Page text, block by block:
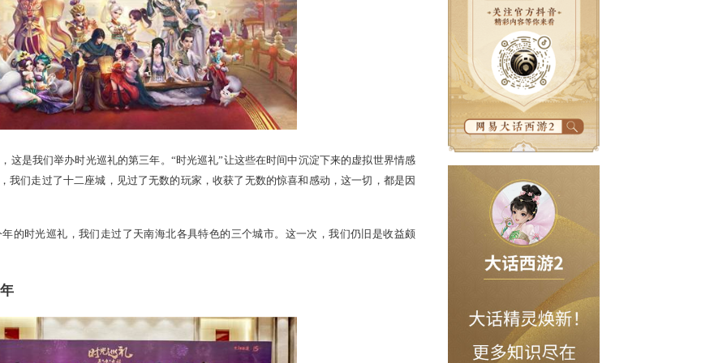
岁生日，这是我们举办时光巡礼的第三年。“时光巡礼”让这些在时间中沉淀下来的虚拟世界情感
三年的时间，我们走过了十二座城，见过了无数的玩家，收获了无数的惊喜和感动，这一切，都是因
州，今年的时光巡礼，我们走过了天南海北各具特色的三个城市。这一次，我们仍旧是收益颇